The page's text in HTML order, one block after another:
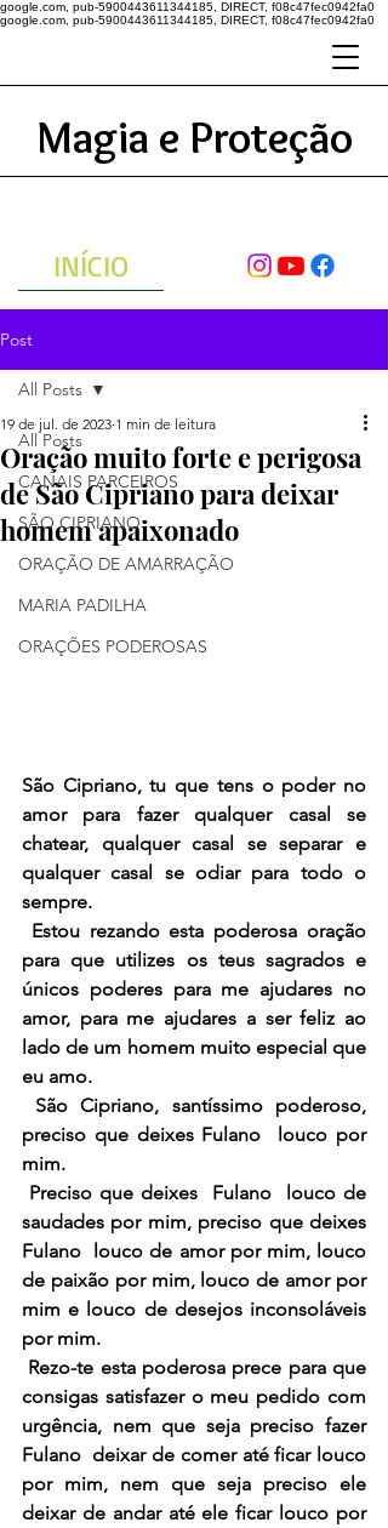
google.com, pub-5900443611344185, DIRECT, f08c47fec0942fa0
google.com, pub-5900443611344185, DIRECT, f08c47fec0942fa0
Magia e Proteção
INÍCIO
Post
All Posts
CANAIS PARCEIROS
SÃO CIPRIANO
ORAÇÃO DE AMARRAÇÃO
MARIA PADILHA
ORAÇÕES PODEROSAS
All Posts
Oração muito forte e perigosa
de São Cipriano para deixar
homem apaixonado
19 de jul. de 2023 1 min de leitura
São Cipriano, tu que tens o poder no
amor para fazer qualquer casal se
chatear, qualquer casal se separar e
qualquer casal se odiar para todo o
sempre.
para que utilizes os teus sagrados e
únicos poderes para me ajudares no
amor, para me ajudares a ser feliz ao
lado de um homem muito especial que
eu amo.
preciso que deixes Fulano  louco por
mim.
saudades por mim, preciso que deixes
Fulano  louco de amor por mim, louco
de paixão por mim, louco de amor por
mim e louco de desejos inconsoláveis
por mim.
consigas satisfazer o meu pedido com
urgência, nem que seja preciso fazer
Fulano  deixar de comer até ficar louco
por mim, nem que seja preciso ele
deixar de andar até ele ficar louco por